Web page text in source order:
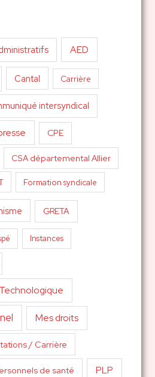
AED
Cantal Carrière
intersyndical
CPE
CSA départemental Allier
Formation syndicale
GRETA
Instances
Mes droits
/ Carrière
de santé PLP